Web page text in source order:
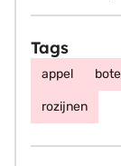
Tags
appel
rozijnen